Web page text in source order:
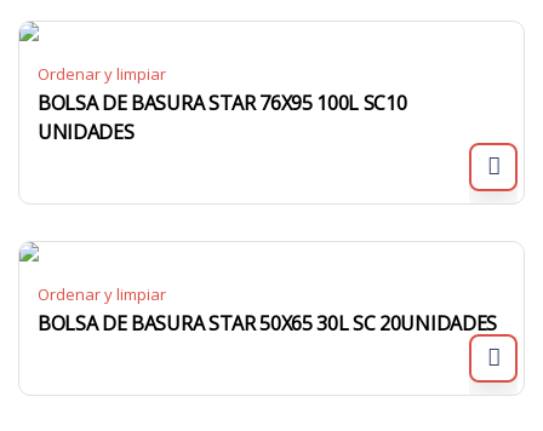
Ordenar y limpiar
BOLSA DE BASURA STAR 76X95 100L SC10
UNIDADES
Ordenar y limpiar
BOLSA DE BASURA STAR 50X65 30L SC 20UNIDADES